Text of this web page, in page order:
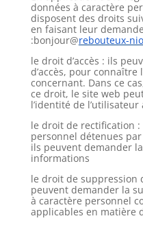
données à caractère
disposent des droits
en faisant leur
:bonjour@rebouteux-
le droit d’accès : ils
d’accès, pour
concernant. Dans ce
ce droit, le site web
l’identité de l’utilisateur
le droit de rectification :
personnel détenues
ils peuvent demander
informations
le droit de suppression
peuvent demander la
à caractère personnel
applicables en matière